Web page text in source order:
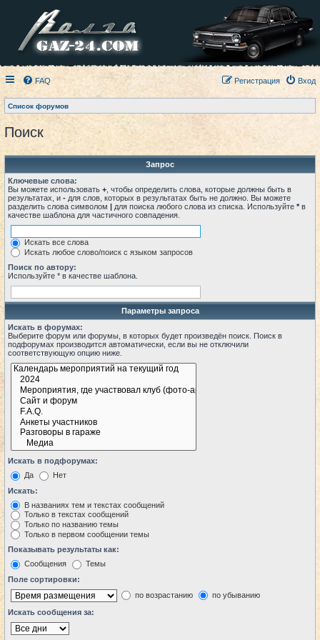
FAQ Вход
Регистрация
Список форумов
Поиск
Запрос
Ключевые слова:
Вы можете использовать + , чтобы определить слова, которые должны быть в
результатах, и - для слов, которых в результатах быть не должно. Вы можете
разделить слова символом | для поиска любого слова из списка. Используйте * в
качестве шаблона для частичного совпадения.
Искать все слова
Искать любое слово/поиск с языком запросов
Поиск по автору:
Используйте * в качестве шаблона.
Параметры запроса
Искать в форумах:
Выберите форум или форумы, в которых будет произведён поиск. Поиск в
подфорумах производится автоматически, если вы не отключили
соответствующую опцию ниже.
Искать в подфорумах:
Да
Нет
Искать:
В названиях тем и текстах сообщений
Только в текстах сообщений
Только по названию темы
Только в первом сообщении темы
Показывать результаты как:
Сообщения
Темы
Поле сортировки:
по возрастанию
по убыванию
Искать сообщения за: